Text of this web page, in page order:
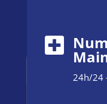
24h/24